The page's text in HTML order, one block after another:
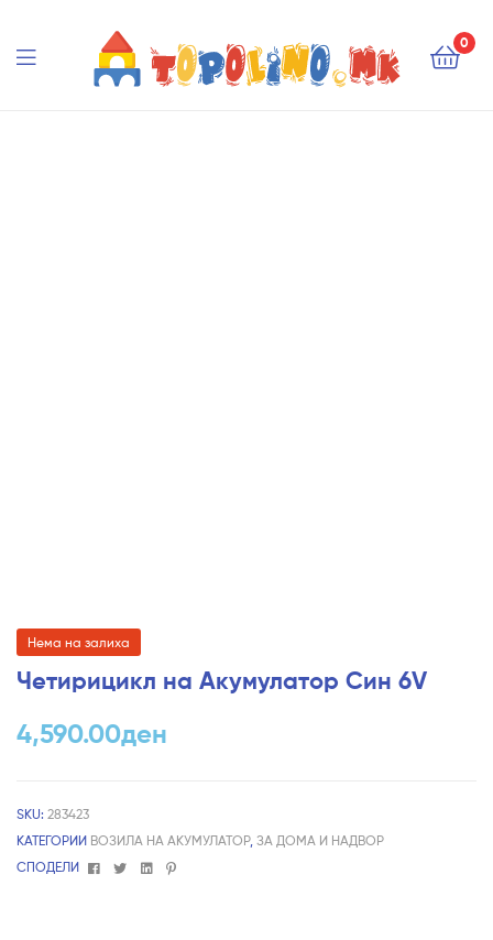
0
Нема на залиха
Четирицикл на Акумулатор Син 6V
4,590.00ден
SKU: 283423
КАТЕГОРИИ ВОЗИЛА НА АКУМУЛАТОР, ЗА ДОМА И НАДВОР
СПОДЕЛИ
FacebookTwitterLinkedin
Pinterest